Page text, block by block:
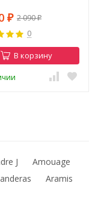
₽ 2 090₽
0
В корзину
J
Amouage
Aramis